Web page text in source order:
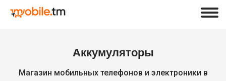
Аккумуляторы
Магазин мобильных телефонов и электроники в